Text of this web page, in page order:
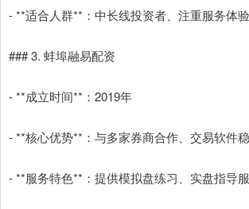
- **适合人群**：中长线投资者、注重服务体
### 3. 蚌埠融易配资
- **成立时间**：2019年
- **核心优势**：与多家券商合作、交易软件
- **服务特色**：提供模拟盘练习、实盘指导